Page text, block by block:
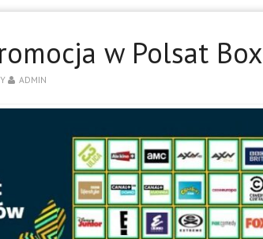
w Polsat Box
ADMIN